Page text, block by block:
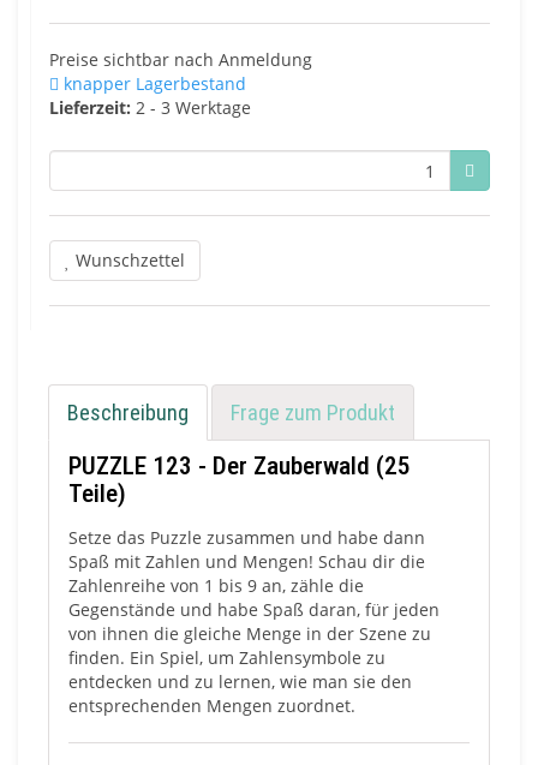
Preise sichtbar nach Anmeldung
knapper Lagerbestand
Lieferzeit: 2 - 3 Werktage
Wunschzettel
Beschreibung Frage zum Produkt
PUZZLE 123 - Der Zauberwald (25
Teile)
Setze das Puzzle zusammen und habe dann
Spaß mit Zahlen und Mengen! Schau dir die
Zahlenreihe von 1 bis 9 an, zähle die
Gegenstände und habe Spaß daran, für jeden
von ihnen die gleiche Menge in der Szene zu
finden. Ein Spiel, um Zahlensymbole zu
entdecken und zu lernen, wie man sie den
entsprechenden Mengen zuordnet.